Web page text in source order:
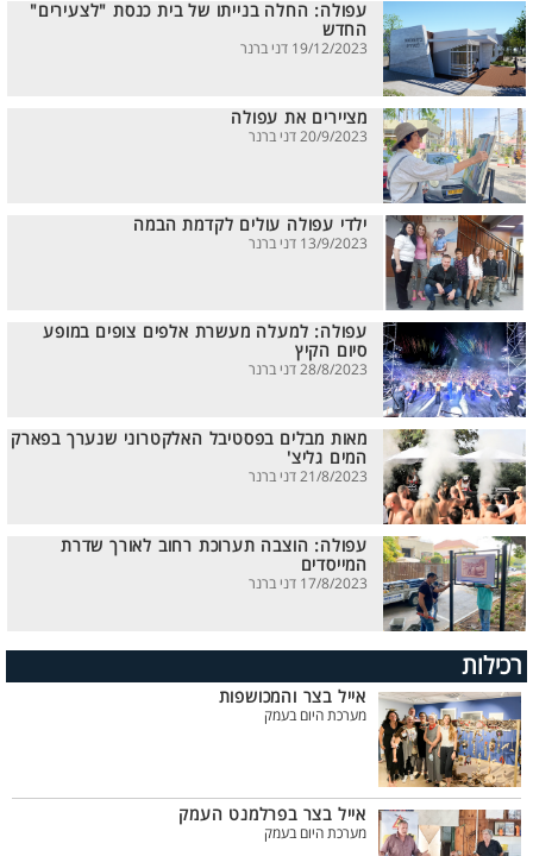
עפולה: החלה בנייתו של בית כנסת "לצעירים"
החדש
19/12/2023 דני ברנר
מציירים את עפולה
20/9/2023 דני ברנר
ילדי עפולה עולים לקדמת הבמה
13/9/2023 דני ברנר
עפולה: למעלה מעשרת אלפים צופים במופע
סיום הקיץ
28/8/2023 דני ברנר
מאות מבלים בפסטיבל האלקטרוני שנערך בפארק
המים גליצ'
21/8/2023 דני ברנר
עפולה: הוצבה תערוכת רחוב לאורך שדרת
המייסדים
17/8/2023 דני ברנר
רכילות
אייל בצר והמכושפות
מערכת היום בעמק
אייל בצר בפרלמנט העמק
מערכת היום בעמק